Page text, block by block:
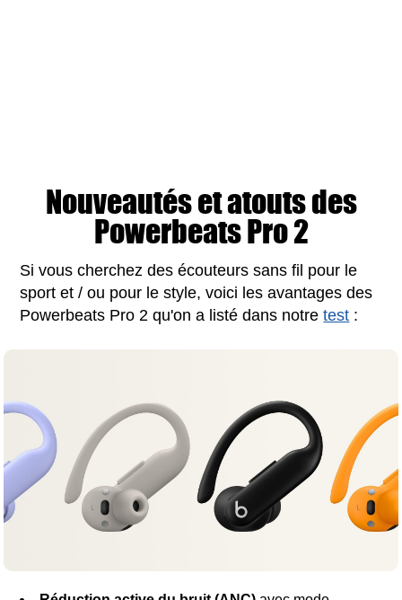
Nouveautés et atouts des
Powerbeats Pro 2
Si vous cherchez des écouteurs sans fil pour le
sport et / ou pour le style, voici les avantages des
Powerbeats Pro 2 qu'on a listé dans notretest :